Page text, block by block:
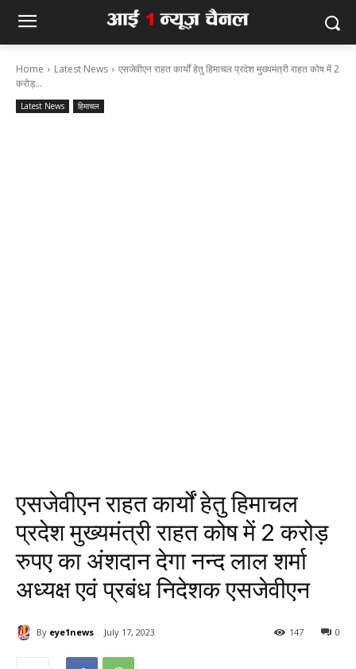
Home Latest News
एसजेवीएन राहत कार्यों हेतु हिमाचल प्रदेश मुख्‍यमंत्री राहत कोष में 2
करोड़...
Latest News हिमाचल
एसजेवीएन राहत कार्यों हेतु हिमाचल
प्रदेश मुख्‍यमंत्री राहत कोष में 2 करोड़
रुपए का अंशदान देगा नन्‍द लाल शर्मा
अध्‍यक्ष एवं प्रबंध निदेशक एसजेवीएन
By eye1news July 17, 2023 0
147